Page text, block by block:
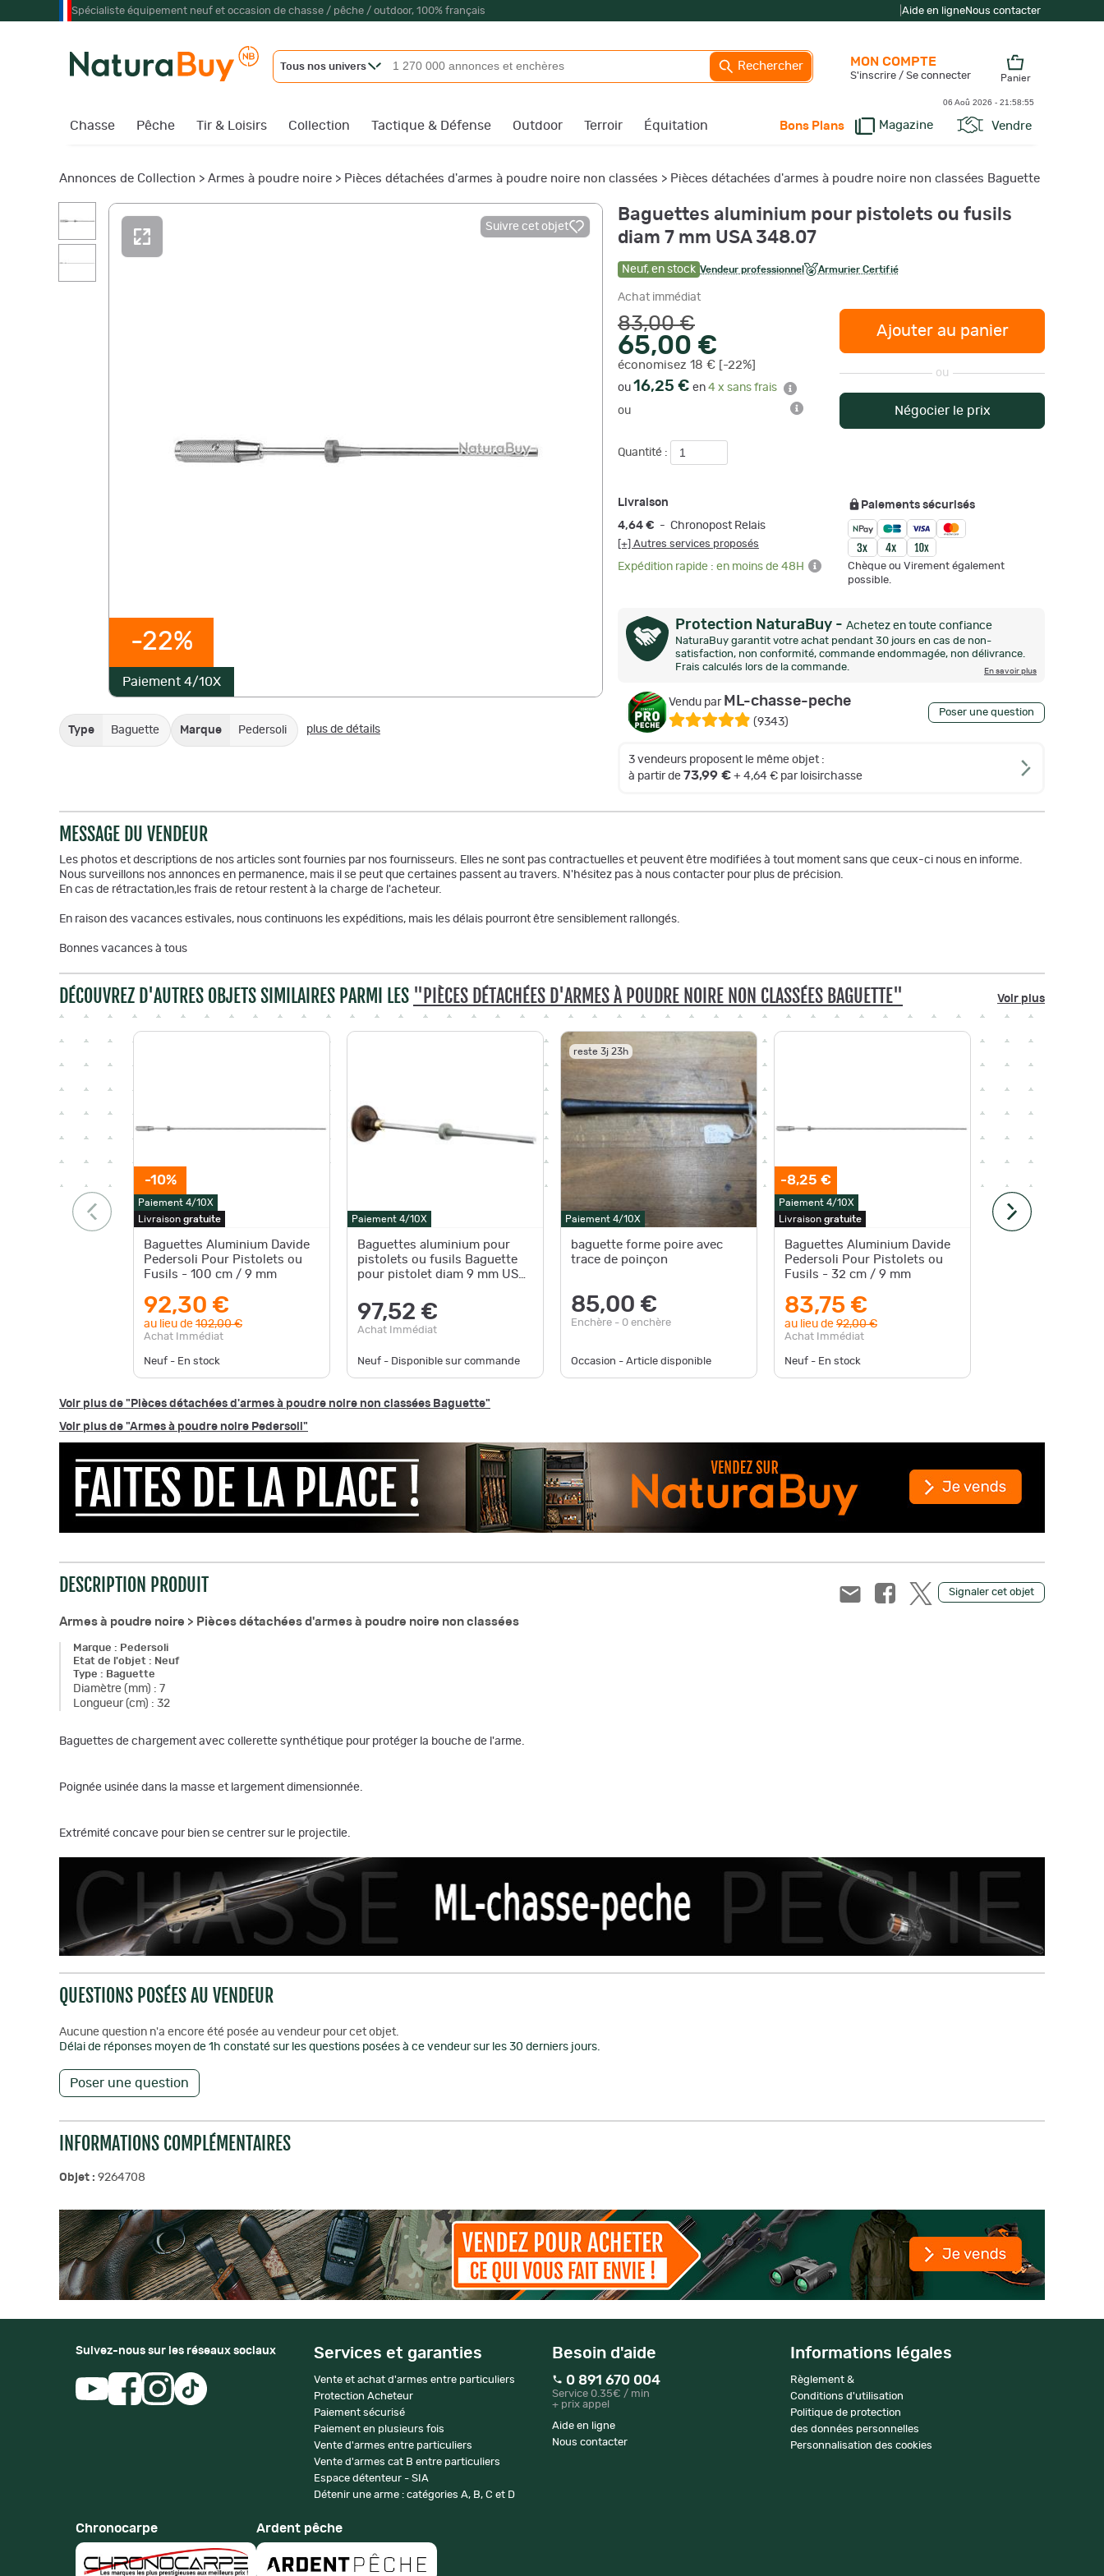
Spécialiste équipement neuf et occasion de chasse / pêche / outdoor, 100% français Aide en ligneNous contacter
Tous nos univers Rechercher
Chasse Pêche Tir & Loisirs Collection Tactique & Défense Outdoor Terroir Équitation Bons Plans Magazine Vendre
MON COMPTE
S'inscrire / Se connecter Panier
06 Aoû 2026 - 21:58:56
Annonces de Collection > Armes à poudre noire > Pièces détachées d'armes à poudre noire non classées > Pièces détachées d'armes à poudre noire non classées Baguette
-22%
Paiement 4/10X
Suivre cet objet
Type Baguette Marque Pedersoli plus de détails
Baguettes aluminium pour pistolets ou fusils
diam 7 mm USA 348.07
Neuf, en stock Vendeur professionnel Armurier Certifié
Achat immédiat
83,00 €
65,00 €
économisez 18 € [-22%]
ou 16,25 € en 4 x sans frais
ou
Quantité :
Ajouter au panier
ou
Négocier le prix
Livraison
4,64 € - Chronopost Relais
[+] Autres services proposés
Expédition rapide : en moins de 48H
Paiements sécurisés
Chèque ou Virement également
possible.
Protection NaturaBuy - Achetez en toute confiance
NaturaBuy garantit votre achat pendant 30 jours en cas de non-
satisfaction, non conformité, commande endommagée, non délivrance.
Frais calculés lors de la commande.
En savoir plus
Vendu par ML-chasse-peche
(9343)
Poser une question
3 vendeurs proposent le même objet :
à partir de 73,99 € + 4,64 € par loisirchasse
MESSAGE DU VENDEUR
Les photos et descriptions de nos articles sont fournies par nos fournisseurs. Elles ne sont pas contractuelles et peuvent être modifiées à tout moment sans que ceux-ci nous en informe.
Nous surveillons nos annonces en permanence, mais il se peut que certaines passent au travers. N'hésitez pas à nous contacter pour plus de précision.
En cas de rétractation,les frais de retour restent à la charge de l'acheteur.
En raison des vacances estivales, nous continuons les expéditions, mais les délais pourront être sensiblement rallongés.
Bonnes vacances à tous
DÉCOUVREZ D'AUTRES OBJETS SIMILAIRES PARMI LES "PIÈCES DÉTACHÉES D'ARMES À POUDRE NOIRE NON CLASSÉES BAGUETTE" Voir plus
-10%
Paiement 4/10X
Livraison gratuite
Baguettes Aluminium Davide
Pedersoli Pour Pistolets ou
Fusils - 100 cm / 9 mm
92,30 €
au lieu de 102,00 €
Achat Immédiat
Neuf - En stock
Paiement 4/10X
Baguettes aluminium pour
pistolets ou fusils Baguette
pour pistolet diam 9 mm USA
97,52 €
Achat Immédiat
Neuf - Disponible sur commande
reste 3j 23h
Paiement 4/10X
baguette forme poire avec
trace de poinçon
85,00 €
Enchère - 0 enchère
Occasion - Article disponible
-8,25 €
Paiement 4/10X
Livraison gratuite
Baguettes Aluminium Davide
Pedersoli Pour Pistolets ou
Fusils - 32 cm / 9 mm
83,75 €
au lieu de 92,00 €
Achat Immédiat
Neuf - En stock
Voir plus de "Pièces détachées d'armes à poudre noire non classées Baguette"
Voir plus de "Armes à poudre noire Pedersoli"
Signaler cet objet
DESCRIPTION PRODUIT
Armes à poudre noire > Pièces détachées d'armes à poudre noire non classées
Marque : Pedersoli
Etat de l'objet : Neuf
Type : Baguette
Diamètre (mm) : 7
Longueur (cm) : 32
Baguettes de chargement avec collerette synthétique pour protéger la bouche de l'arme.
Poignée usinée dans la masse et largement dimensionnée.
Extrémité concave pour bien se centrer sur le projectile.
QUESTIONS POSÉES AU VENDEUR
Aucune question n'a encore été posée au vendeur pour cet objet.
Délai de réponses moyen de 1h constaté sur les questions posées à ce vendeur sur les 30 derniers jours.
Poser une question
INFORMATIONS COMPLÉMENTAIRES
Objet : 9264708
Suivez-nous sur les réseaux sociaux Services et garanties
Vente et achat d'armes entre particuliers
Protection Acheteur
Paiement sécurisé
Paiement en plusieurs fois
Vente d'armes entre particuliers
Vente d'armes cat B entre particuliers
Espace détenteur - SIA
Détenir une arme : catégories A, B, C et D
Besoin d'aide
0 891 670 004
Service 0.35€ / min
+ prix appel
Aide en ligne
Nous contacter
Informations légales
Règlement &
Conditions d'utilisation
Politique de protection
des données personnelles
Personnalisation des cookies
Chronocarpe Ardent pêche